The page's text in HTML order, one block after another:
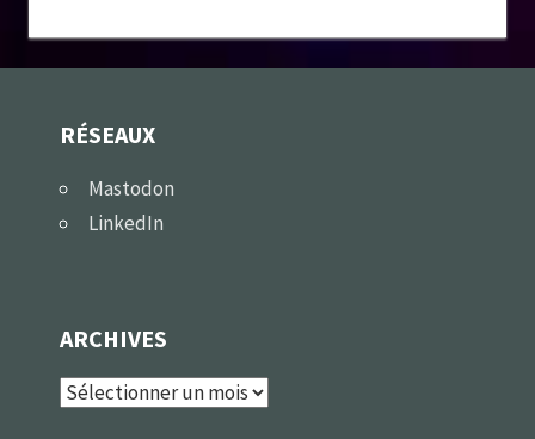
RÉSEAUX
Mastodon
LinkedIn
ARCHIVES
Archives